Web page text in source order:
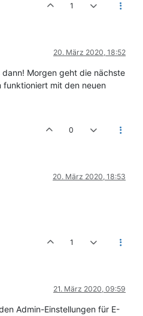
1
20. März 2020, 18:52
dann! Morgen geht die nächste
funktioniert mit den neuen
0
20. März 2020, 18:53
1
21. März 2020, 09:59
Admin-Einstellungen für E-